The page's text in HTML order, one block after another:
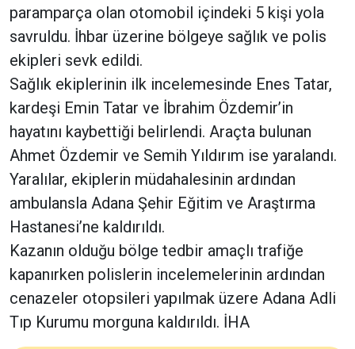
paramparça olan otomobil içindeki 5 kişi yola
savruldu. İhbar üzerine bölgeye sağlık ve polis
ekipleri sevk edildi.
Sağlık ekiplerinin ilk incelemesinde Enes Tatar,
kardeşi Emin Tatar ve İbrahim Özdemir’in
hayatını kaybettiği belirlendi. Araçta bulunan
Ahmet Özdemir ve Semih Yıldırım ise yaralandı.
Yaralılar, ekiplerin müdahalesinin ardından
ambulansla Adana Şehir Eğitim ve Araştırma
Hastanesi’ne kaldırıldı.
Kazanın olduğu bölge tedbir amaçlı trafiğe
kapanırken polislerin incelemelerinin ardından
cenazeler otopsileri yapılmak üzere Adana Adli
Tıp Kurumu morguna kaldırıldı. İHA